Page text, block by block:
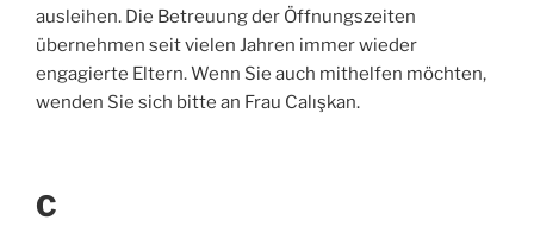
ausleihen. Die Betreuung der Öffnungszeiten
übernehmen seit vielen Jahren immer wieder
engagierte Eltern. Wenn Sie auch mithelfen möchten,
wenden Sie sich bitte an Frau Calışkan.
C